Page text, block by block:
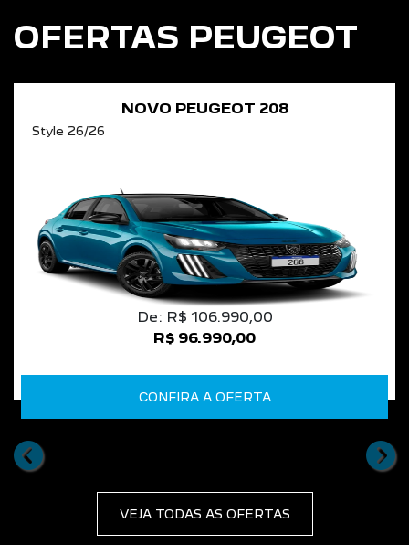
OFERTAS PEUGEOT
NOVO PEUGEOT 208
Style 26/26
De: R$ 106.990,00
R$ 96.990,00
CONFIRA A OFERTA
templates.template-
VEJA TODAS AS OFERTAS